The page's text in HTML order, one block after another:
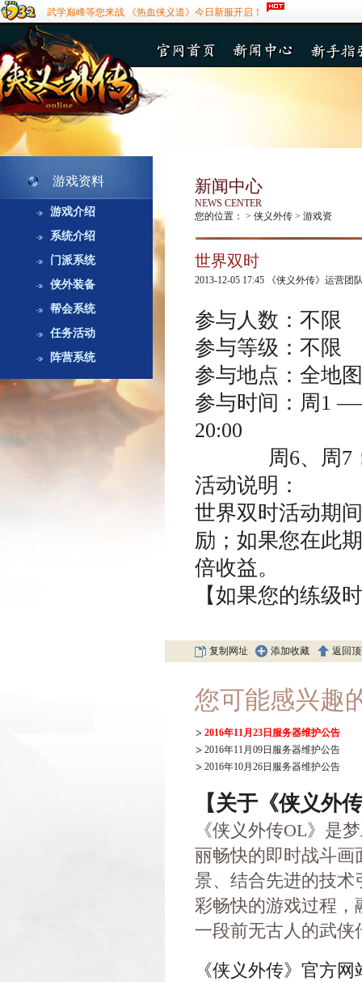
武学巅峰等您来战 《热血侠义道》今日新服开启！
游戏资料
游戏介绍
系统介绍
门派系统
侠外装备
帮会系统
任务活动
阵营系统
新闻中心
NEWS CENTER
您的位置： > 侠义外传 > 游戏资
世界双时
2013-12-05 17:45 《侠义外传》运营团
参与人数：不限
参与等级：不限
参与地点：全地图
参与时间： 周 1
20:00
周 6、周 7
活动说明：
世界双时活动期
励；如果您在此
倍收益。
【如果您的练级
复制网址 添加收藏 返回
您可能感兴趣
2016年11月23日服务器维护公告
2016年11月09日服务器维护公告
2016年10月26日服务器维护公告
【关于《侠义外
《侠义外传OL》是
丽畅快的即时战斗画
景、结合先进的技术
彩畅快的游戏过程，
一段前无古人的武侠
《侠义外传》官方